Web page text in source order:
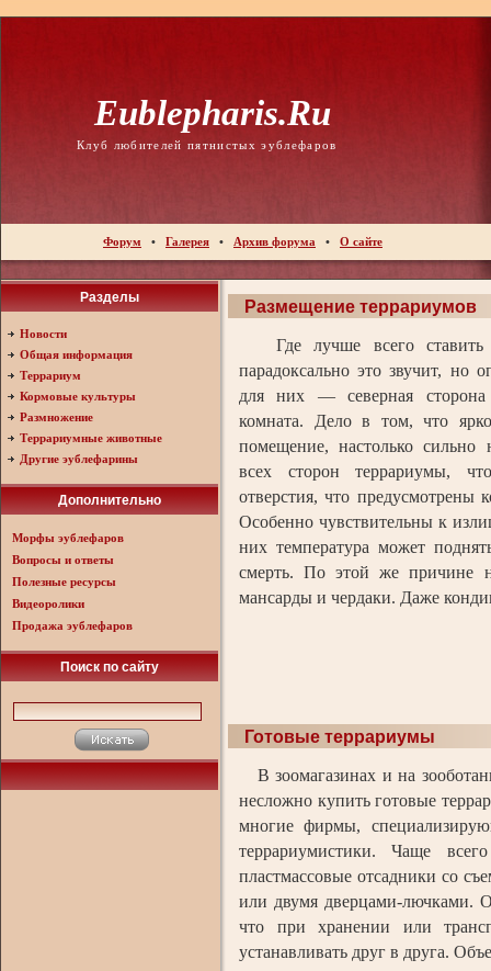
Eublepharis.ru
Клуб любителей пятнистых эублефаров
Форум • Галерея • Архив форума • О сайте
Разделы
Новости
Общая информация
Террариум
Кормовые культуры
Размножение
Террариумные животные
Другие эублефарины
Дополнительно
Морфы эублефаров
Вопросы и ответы
Полезные ресурсы
Видеоролики
Продажа эублефаров
Поиск по сайту
Размещение террариумов
Где лучше всего ставить
парадоксально это звучит, но
для них — северная
комната. Дело в том, что
помещение, настолько сильно
всех сторон террариумы,
отверстия, что предусмотрены
Особенно чувствительны к
них температура может
смерть. По этой же причине
мансарды и чердаки. Даже
Готовые террариумы
В зоомагазинах и на
несложно купить готовые
многие фирмы,
террариумистики. Чаще
пластмассовые отсадники со
или двумя дверцами-лючками.
что при хранении или
устанавливать друг в друга.